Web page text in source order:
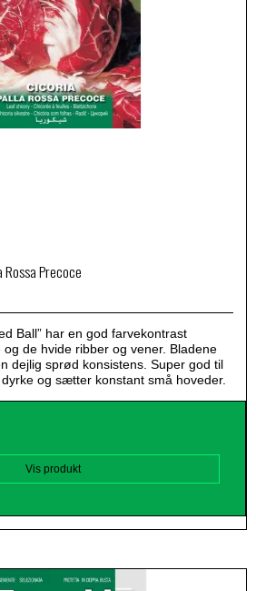
Precoce
Ball” har en god farvekontrast
de hvide ribber og vener. Bladene
dejlig sprød konsistens. Super god til
og sætter konstant små hoveder.
Vis produkt